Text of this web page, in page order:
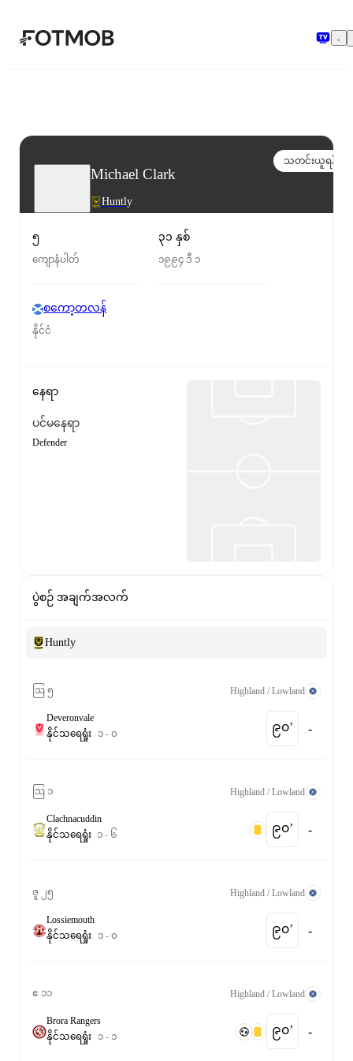
အဓိကအကြောင်းအရာသို့ ကျော်သွားရန်
Michael Clark
Huntly
သတင်းယူရန်
၅
ကျောနံပါတ်
၃၁ နှစ်
၁၉၉၄ ဒီ ၁
စကော့တလန်
နိုင်ငံ
နေရာ
ပင်မနေရာ
Defender
ပွဲစဉ် အချက်အလက်
Huntly
ဩ ၅ Highland / Lowland
Deveronvale
နိုင်သရေရှုံး ၁- ၀ ၉၀‎’‎ -
ဩ ၁ Highland / Lowland
Clachnacuddin
နိုင်သရေရှုံး ၁ - ၆ ၉၀‎’‎ -
ဇူ ၂၅ Highland / Lowland
Lossiemouth
နိုင်သရေရှုံး ၁- ၀ ၉၀‎’‎ -
ဧ ၁၁ Highland / Lowland
Brora Rangers
နိုင်သရေရှုံး ၁ - ၁ ၉၀‎’‎ -